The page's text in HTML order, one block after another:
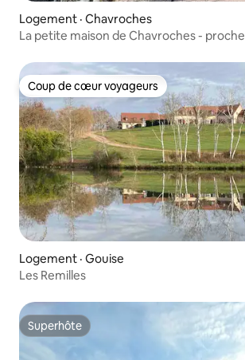
Logement · Chavroches
La petite maison de Chavroches -
Coup de cœur voyageurs
Coup de cœur voyageurs
Logement · Gouise
Les Remilles
Superhôte
Superhôte